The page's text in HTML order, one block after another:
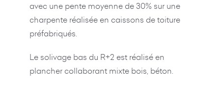
avec une pente moyenne de 30% sur une
charpente réalisée en caissons de toiture
préfabriqués.
Le solivage bas du R+2 est réalisé en
plancher collaborant mixte bois, béton.